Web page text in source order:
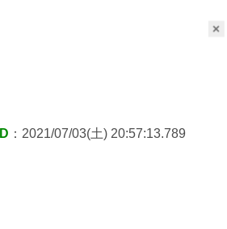
×
：2021/07/03(土) 20:57:13.789